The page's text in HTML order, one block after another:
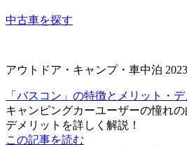
中古車を探す
アウトドア・キャンプ・車中泊
「バスコン」の特徴とメリット・
キャンピングカーユーザーの憧れ
デメリットを詳しく解説！
この記事を読む